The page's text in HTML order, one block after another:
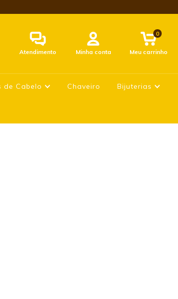
Atendimento Minha conta Meu carrinho
0
de Cabelo Chaveiro Bijuterias